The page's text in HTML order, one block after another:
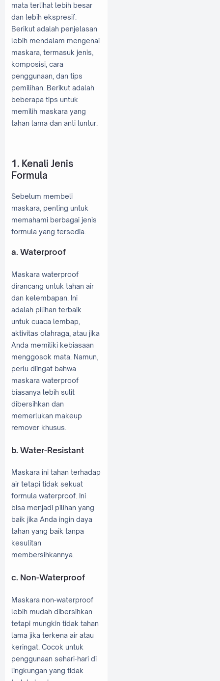
mata terlihat lebih besar
dan lebih ekspresif.
Berikut adalah penjelasan
lebih mendalam mengenai
maskara, termasuk jenis,
komposisi, cara
penggunaan, dan tips
pemilihan. Berikut adalah
beberapa tips untuk
memilih maskara yang
tahan lama dan anti luntur.
1. Kenali Jenis
Formula
Sebelum membeli
maskara, penting untuk
memahami berbagai jenis
formula yang tersedia:
a. Waterproof
Maskara waterproof
dirancang untuk tahan air
dan kelembapan. Ini
adalah pilihan terbaik
untuk cuaca lembap,
aktivitas olahraga, atau jika
Anda memiliki kebiasaan
menggosok mata. Namun,
perlu diingat bahwa
maskara waterproof
biasanya lebih sulit
dibersihkan dan
memerlukan makeup
remover khusus.
b. Water-Resistant
Maskara ini tahan terhadap
air tetapi tidak sekuat
formula waterproof. Ini
bisa menjadi pilihan yang
baik jika Anda ingin daya
tahan yang baik tanpa
kesulitan
membersihkannya.
c. Non-Waterproof
Maskara non-waterproof
lebih mudah dibersihkan
tetapi mungkin tidak tahan
lama jika terkena air atau
keringat. Cocok untuk
penggunaan sehari-hari di
lingkungan yang tidak